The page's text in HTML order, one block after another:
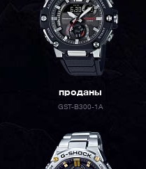
проданы
GST-B300-1A